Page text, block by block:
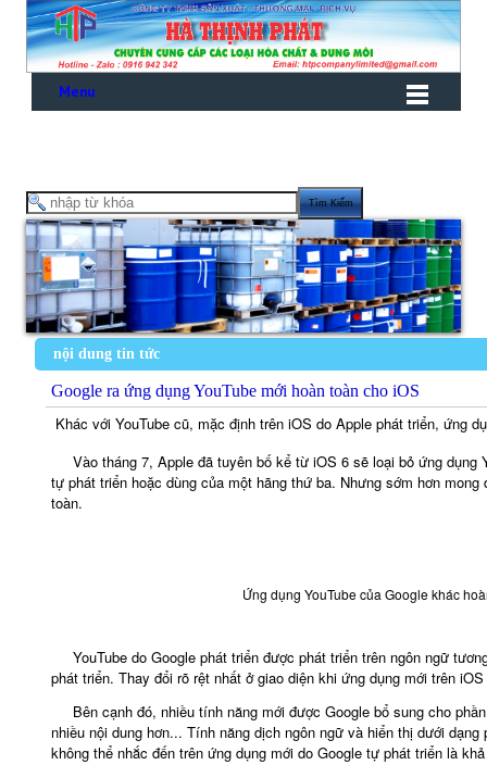
Menu
nội dung tin tức
Google ra ứng dụng YouTube mới hoàn toàn cho iOS
Khác với YouTube cũ, mặc định trên iOS do Apple phát triển, ứng
Vào tháng 7, Apple đã tuyên bố kể từ iOS 6 sẽ loại bỏ ứng dụng
tự phát triển hoặc dùng của một hãng thứ ba. Nhưng sớm hơn
toàn.
Ứng dụng YouTube của Google khác
YouTube do Google phát triển được phát triển trên ngôn ngữ
phát triển. Thay đổi rõ rệt nhất ở giao diện khi ứng dụng mới trên
Bên cạnh đó, nhiều tính năng mới được Google bổ sung cho
nhiều nội dung hơn... Tính năng dịch ngôn ngữ và hiển thị dưới
không thể nhắc đến trên ứng dụng mới do Google tự phát triển là